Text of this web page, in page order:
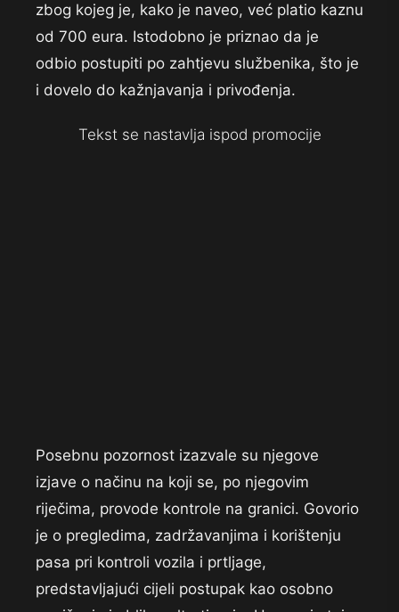
zbog kojeg je, kako je naveo, već platio kaznu
od 700 eura. Istodobno je priznao da je
odbio postupiti po zahtjevu službenika, što je
i dovelo do kažnjavanja i privođenja.
Tekst se nastavlja ispod promocije
Posebnu pozornost izazvale su njegove
izjave o načinu na koji se, po njegovim
riječima, provode kontrole na granici. Govorio
je o pregledima, zadržavanjima i korištenju
pasa pri kontroli vozila i prtljage,
predstavljajući cijeli postupak kao osobno